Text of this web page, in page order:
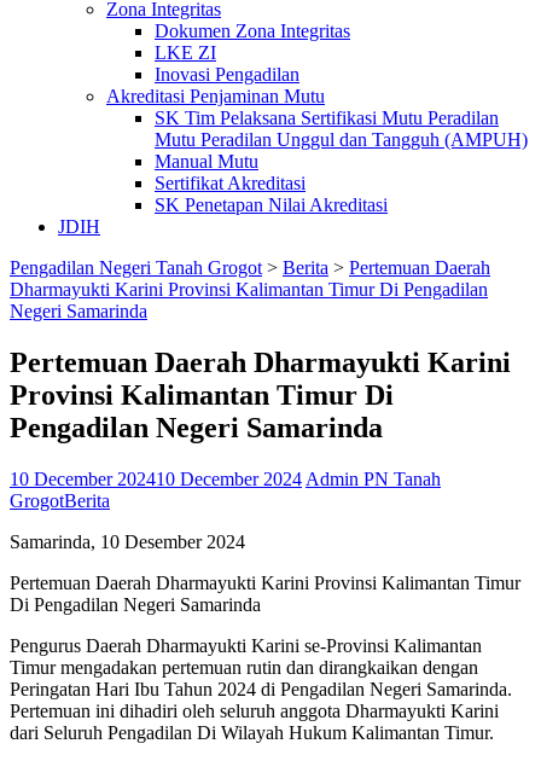
Zona Integritas
Dokumen Zona Integritas
LKE ZI
Inovasi Pengadilan
Akreditasi Penjaminan Mutu
SK Tim Pelaksana Sertifikasi Mutu Peradilan
Mutu Peradilan Unggul dan Tangguh (AMPUH)
Manual Mutu
Sertifikat Akreditasi
SK Penetapan Nilai Akreditasi
JDIH
Pengadilan Negeri Tanah Grogot > Berita > Pertemuan Daerah
Dharmayukti Karini Provinsi Kalimantan Timur Di Pengadilan
Negeri Samarinda
Pertemuan Daerah Dharmayukti Karini
Provinsi Kalimantan Timur Di
Pengadilan Negeri Samarinda
10 December 202410 December 2024 Admin PN Tanah
GrogotBerita
Samarinda, 10 Desember 2024
Pertemuan Daerah Dharmayukti Karini Provinsi Kalimantan Timur
Di Pengadilan Negeri Samarinda
Pengurus Daerah Dharmayukti Karini se-Provinsi Kalimantan
Timur mengadakan pertemuan rutin dan dirangkaikan dengan
Peringatan Hari Ibu Tahun 2024 di Pengadilan Negeri Samarinda.
Pertemuan ini dihadiri oleh seluruh anggota Dharmayukti Karini
dari Seluruh Pengadilan Di Wilayah Hukum Kalimantan Timur.